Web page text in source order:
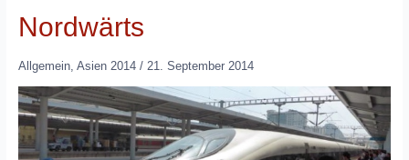
Nordwärts
Allgemein, Asien 2014/ 21. September 2014